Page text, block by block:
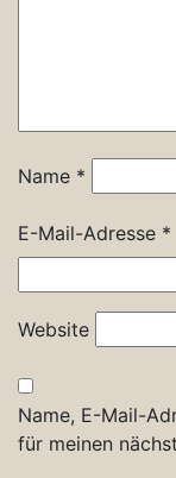
Name *
E-Mail-Adresse *
Website
Name, E-Mail-
für meinen